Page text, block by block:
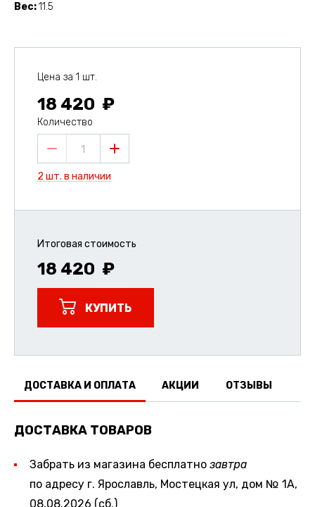
Вес 11.5
Цена за 1 шт.
18 420
Количество
1
2 шт. в наличии
Итоговая стоимость
18 420
КУПИТЬ
ДОСТАВКА И ОПЛАТА АКЦИИ ОТЗЫВЫ
ДОСТАВКА ТОВАРОВ
Забрать из магазина бесплатно завтра
по адресу г. Ярославль, Мостецкая ул, дом № 1А,
08.08.2026 (сб.)